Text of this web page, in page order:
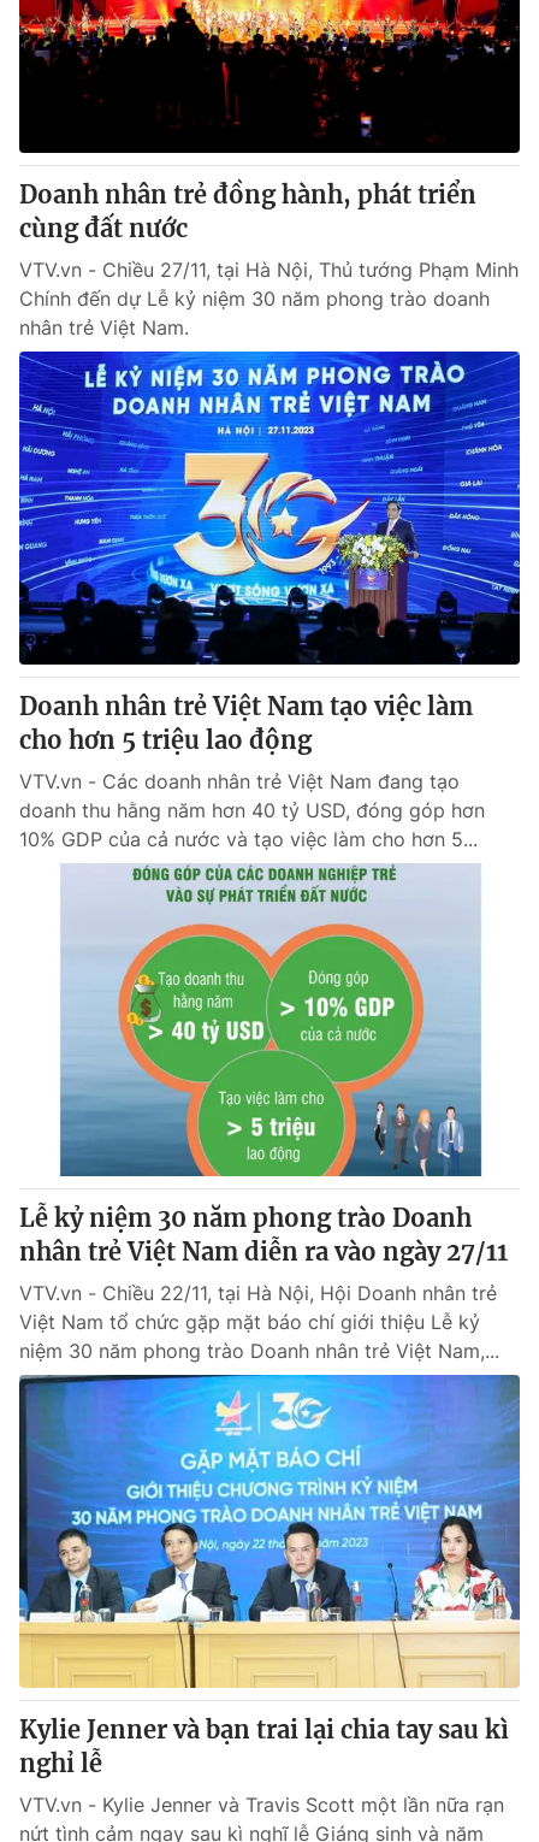
Sản phẩm
Thị trường
Lịch phát sóng
Chuyên mục khác
Emagazine Podcast
Photo Infographic
Video
VTV Money VTV Thể thao
VTV Sức khoẻ Bất động sản
Thị trường 24h Tấm lòng Việt
VTV4 Vươn mình bằng AI
VTV9 VTV8
Liên hệ tòa soạn English
THỜI BÁO VTV
Theo dõi báo trên
Cơ quan chủ quản:Đài Truyền hình Việt Nam
Cơ quan báo chí:Thời báo VTV
Giấy phép hoạt động báo in và báo điện tử số 483/GP-BTTTT
cấp ngày 29/12/2023
Vũ Thanh Thủy
Phó Tổng Biên tập:Nguyễn Thị Mỹ Hạnh, Phạm Quốc Thắng,
Nguyễn Trọng Ninh
Tổng đài VTV:024.38 355 931 - 024.38 355 932
Ðiện thoại Thời báo VTV:
024.66 897 897
Email: toasoan@vtv.vn
Liên hệ quảng cáo:024-7300.7108
® Cấm sao chép dưới mọi hình thức nếu không có sự chấp
thông tin từ website này.
Doanh nhân trẻ đồng hành, phát triển
cùng đất nước
VTV.vn - Chiều 27/11, tại Hà Nội, Thủ tướng Phạm Minh
Chính đến dự Lễ kỷ niệm 30 năm phong trào doanh
nhân trẻ Việt Nam.
Doanh nhân trẻ Việt Nam tạo việc làm
cho hơn 5 triệu lao động
VTV.vn - Các doanh nhân trẻ Việt Nam đang tạo
doanh thu hằng năm hơn 40 tỷ USD, đóng góp hơn
10% GDP của cả nước và tạo việc làm cho hơn 5...
Lễ kỷ niệm 30 năm phong trào Doanh
nhân trẻ Việt Nam diễn ra vào ngày 27/11
VTV.vn - Chiều 22/11, tại Hà Nội, Hội Doanh nhân trẻ
Việt Nam tổ chức gặp mặt báo chí giới thiệu Lễ kỷ
niệm 30 năm phong trào Doanh nhân trẻ Việt Nam,...
Kylie Jenner và bạn trai lại chia tay sau kì
nghỉ lễ
VTV.vn - Kylie Jenner và Travis Scott một lần nữa rạn
nứt tình cảm ngay sau kì nghĩ lễ Giáng sinh và năm